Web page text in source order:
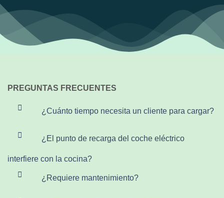
PREGUNTAS FRECUENTES
¿Cuánto tiempo necesita un cliente para cargar?
¿El punto de recarga del coche eléctrico
interfiere con la cocina?
¿Requiere mantenimiento?